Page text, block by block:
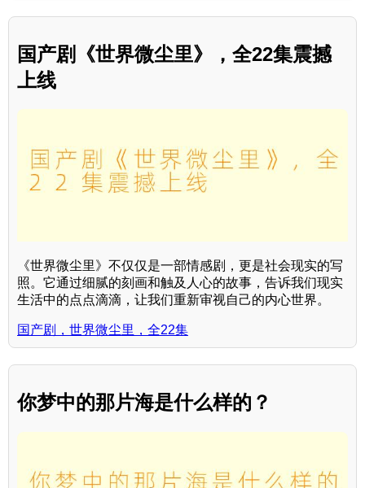
国产剧《世界微尘里》，全22集震撼
上线
《世界微尘里》不仅仅是一部情感剧，更是社会现实的写
照。它通过细腻的刻画和触及人心的故事，告诉我们现实
生活中的点点滴滴，让我们重新审视自己的内心世界。
国产剧，世界微尘里，全22集
你梦中的那片海是什么样的？